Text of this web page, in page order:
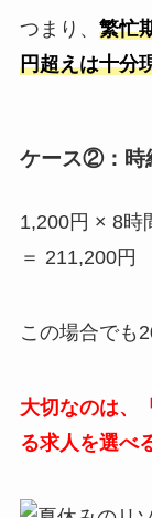
つまり、 繁忙
円超えは十分
ケース②：時
1,200円 × 8時
＝ 211,200円
この場合でも
大切なのは、
る求人を選べ